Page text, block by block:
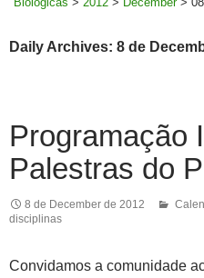
Daily Archives: 8 de
Programação
Palestras do
8 de December de 2012
disciplinas
Convidamos a comunidade